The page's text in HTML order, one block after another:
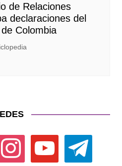
de Relaciones
declaraciones del
Colombia
instagram youtube telegram